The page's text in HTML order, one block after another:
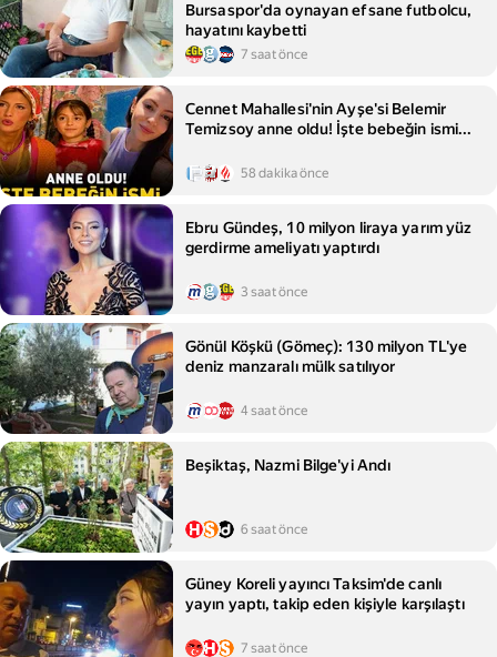
Bursaspor'da oynayan efsane futbolcu,
hayatını kaybetti
7 saat önce
Cennet Mahallesi'nin Ayşe'si Belemir
Temizsoy anne oldu! İşte bebeğin ismi...
58 dakika önce
Ebru Gündeş, 10 milyon liraya yarım yüz
gerdirme ameliyatı yaptırdı
3 saat önce
Gönül Köşkü (Gömeç): 130 milyon TL'ye
deniz manzaralı mülk satılıyor
4 saat önce
Beşiktaş, Nazmi Bilge'yi Andı
6 saat önce
Güney Koreli yayıncı Taksim'de canlı
yayın yaptı, takip eden kişiyle karşılaştı
7 saat önce